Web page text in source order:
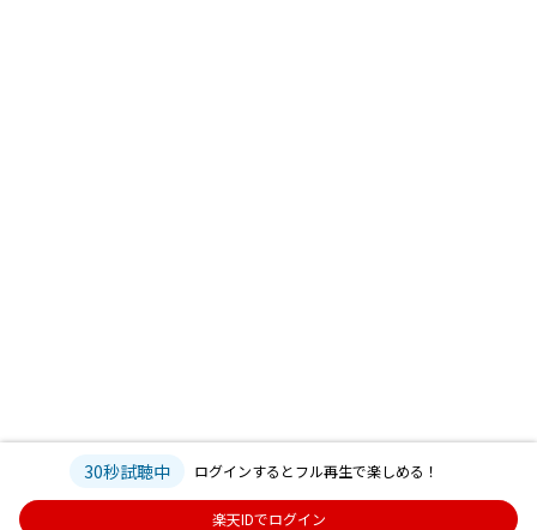
30秒試聴中 ログインするとフル再生で楽しめる！
楽天IDでログイン